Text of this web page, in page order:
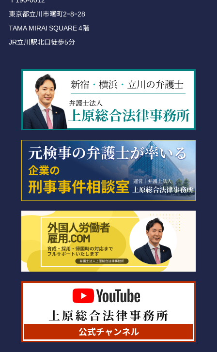
東京都立川市曙町2ｰ8ｰ28
TAMA MIRAI SQUARE 4階
JR立川駅北口徒歩5分